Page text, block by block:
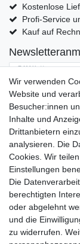
Kostenlose
Profi-Service
Kauf auf
E-MAIL **
Hiermit bestätige
Einwilligung kann
Wir verwenden
Website und
Besucher:innen
Inhalte und
Drittanbietern
analysieren. Die
Cookies. Wir
Einstellungen
Die
berechtigten
oder abgelehnt
und die
zu widerrufen.